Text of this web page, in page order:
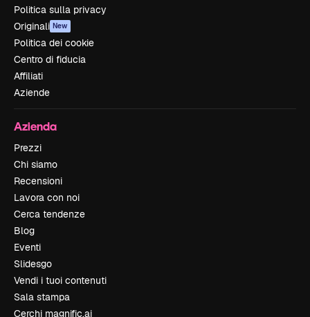
Politica sulla privacy
Originali New
Politica dei cookie
Centro di fiducia
Affiliati
Aziende
Azienda
Prezzi
Chi siamo
Recensioni
Lavora con noi
Cerca tendenze
Blog
Eventi
Slidesgo
Vendi i tuoi contenuti
Sala stampa
Cerchi magnific.ai